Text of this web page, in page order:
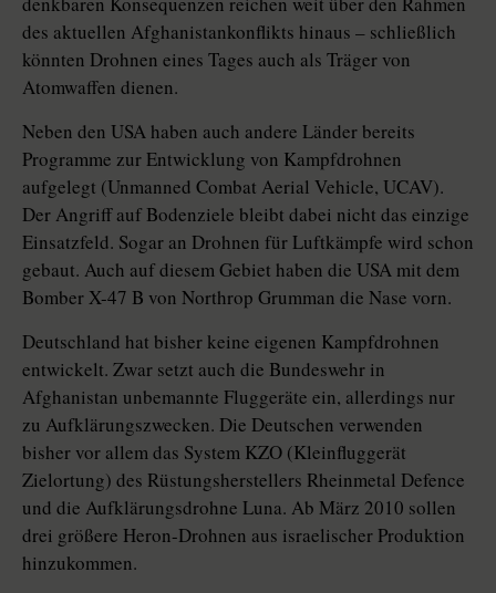
des aktuellen Afghanistankonflikts hinaus – schließlich
könnten Drohnen eines Tages auch als Träger von
Atomwaffen dienen.
Neben den USA haben auch andere Länder bereits
Programme zur Entwicklung von Kampfdrohnen
aufgelegt (Unmanned Combat Aerial Vehicle, UCAV).
Der Angriff auf Bodenziele bleibt dabei nicht das einzige
Einsatzfeld. Sogar an Drohnen für Luftkämpfe wird schon
gebaut. Auch auf diesem Gebiet haben die USA mit dem
Bomber X-47 B von Northrop Grumman die Nase vorn.
Deutschland hat bisher keine eigenen Kampfdrohnen
entwickelt. Zwar setzt auch die Bundeswehr in
Afghanistan unbemannte Fluggeräte ein, allerdings nur
zu Aufklärungszwecken. Die Deutschen verwenden
bisher vor allem das System KZO (Kleinfluggerät
Zielortung) des Rüstungsherstellers Rheinmetal Defence
und die Aufklärungsdrohne Luna. Ab März 2010 sollen
drei größere Heron-Drohnen aus israelischer Produktion
hinzukommen.